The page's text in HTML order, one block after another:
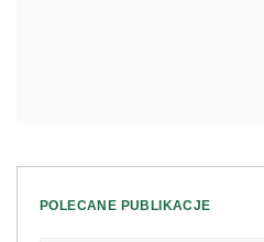
POLECANE PUBLIKACJE